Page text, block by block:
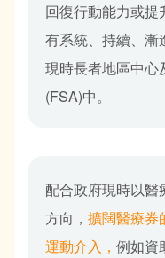
回復行動能力或
有系統、持續、漸
現時長者地區中心
(FSA)中。
配合政府現時以
方向，擴闊醫療券
運動介入，例如資